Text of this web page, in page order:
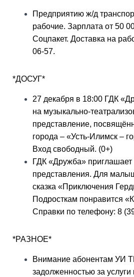
Предприятию ж/д
рабочие. Зарплата от 50
Соцпакет. Доставка на
06-57.
*ДОСУГ*
27 декабря в 18:00 ГДК
на музыкально-
представление,
города – «Усть-Илимск –
Вход свободный. (0+)
ГДК «Дружба» приглашает
представления. Для
сказка «Приключения
Подросткам понравится
Справки по телефону: 8
*РАЗНОЕ*
Внимание абонентам УИ
задолженностью за услуги